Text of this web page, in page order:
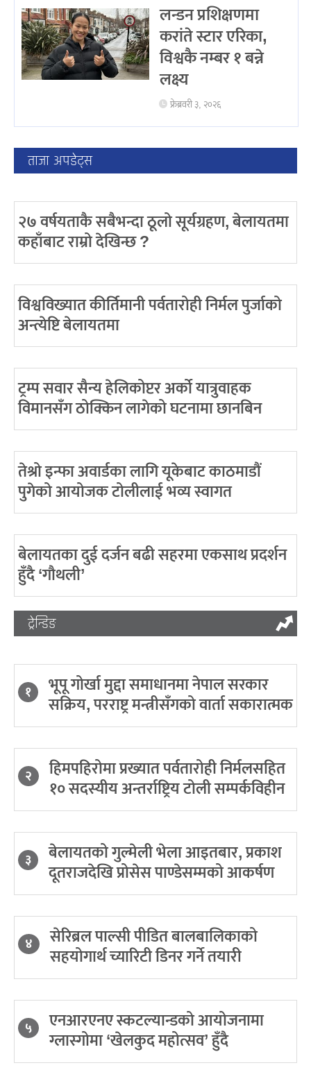
लन्डन प्रशिक्षणमा
करांते स्टार एरिका,
विश्वकै नम्बर १ बन्ने
लक्ष्य
फ्रेब्रवरी ३, २०२६
ताजा अपडेट्स
२७ वर्षयताकै सबैभन्दा ठूलो सूर्यग्रहण, बेलायतमा
कहाँबाट राम्रो देखिन्छ ?
विश्वविख्यात कीर्तिमानी पर्वतारोही निर्मल पुर्जाको
अन्त्येष्टि बेलायतमा
ट्रम्प सवार सैन्य हेलिकोप्टर अर्को यात्रुवाहक
विमानसँग ठोक्किन लागेको घटनामा छानबिन
तेश्रो इन्फा अवार्डका लागि यूकेबाट काठमाडौं
पुगेको आयोजक टोलीलाई भव्य स्वागत
बेलायतका दुई दर्जन बढी सहरमा एकसाथ प्रदर्शन
हुँदै ‘गौथली’
ट्रेन्डिङ
१ भूपू गोर्खा मुद्दा समाधानमा नेपाल सरकार
सक्रिय, परराष्ट्र मन्त्रीसँगको वार्ता सकारात्मक
२ हिमपहिरोमा प्रख्यात पर्वतारोही निर्मलसहित
१० सदस्यीय अन्तर्राष्ट्रिय टोली सम्पर्कविहीन
३ बेलायतको गुल्मेली भेला आइतबार, प्रकाश
दूतराजदेखि प्रोसेस पाण्डेसम्मको आकर्षण
४ सेरिब्रल पाल्सी पीडित बालबालिकाको
सहयोगार्थ च्यारिटी डिनर गर्ने तयारी
५ एनआरएनए स्कटल्यान्डको आयोजनामा
ग्लास्गोमा ‘खेलकुद महोत्सव’ हुँदै